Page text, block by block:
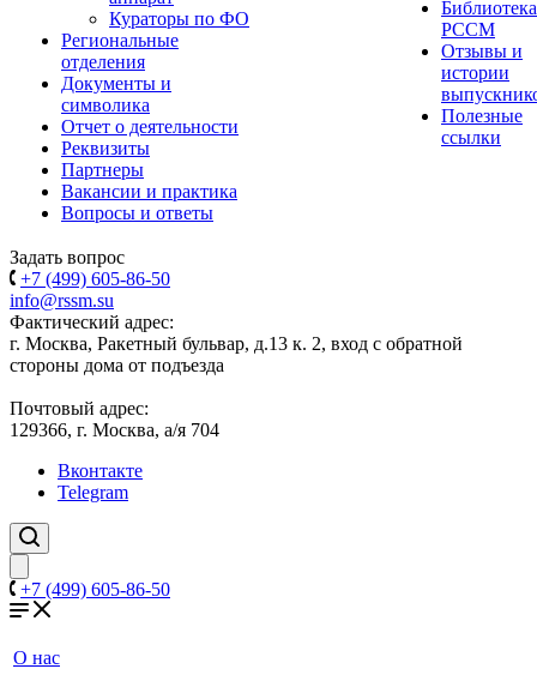
Кураторы по ФО
Региональные
отделения
Документы и
символика
Отчет о деятельности
Реквизиты
Партнеры
Вакансии и практика
Вопросы и ответы
Библиотека
РССМ
Отзывы и
истории
Полезные
ссылки
Задать вопрос
+7 (499) 605-86-50
info@rssm.su
Фактический адрес:
г. Москва, Ракетный бульвар, д.13 к. 2, вход с обратной
стороны дома от подъезда
Почтовый адрес:
129366, г. Москва, а/я 704
Вконтакте
Telegram
+7 (499) 605-86-50
О нас